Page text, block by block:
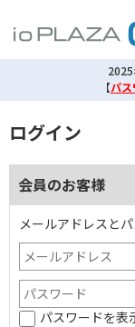
【パ
ログイン
会員のお客様
メールアドレスと
パスワードを表